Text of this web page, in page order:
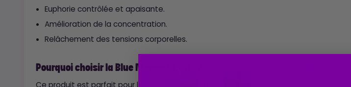
Euphorie contrôlée et apaisante.
Amélioration de la concentration.
Relâchement des tensions corporelles.
Pourquoi choisir la Blue Mango 10-OH+ ?
Ce produit est parfait pour les amateurs de cannabinoïdes à la recherche d’une